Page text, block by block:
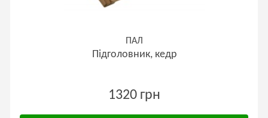
ПАЛ
Підголовник, кедр
1320 грн